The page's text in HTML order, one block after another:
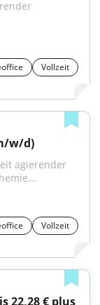
Vollzeit
w/d)
agierender
Vollzeit
22,28 € plus